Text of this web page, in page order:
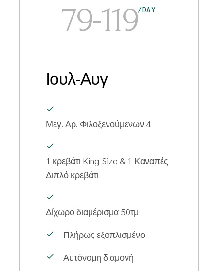
79-119/DAY
Ιουλ-Αυγ
Μεγ. Αρ. Φιλοξενούμενων 4
1 κρεβάτι King-Size & 1 Καναπές
Διπλό κρεβάτι
Δίχωρο διαμέρισμα 50τμ
Πλήρως εξοπλισμένο
Αυτόνομη διαμονή